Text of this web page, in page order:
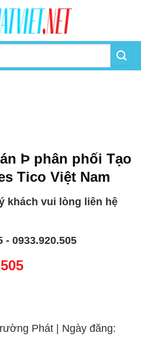
Þ phân phối Tạo
Tico Việt Nam
khách vui lòng liên hệ
- 0933.920.505
Phát | Ngày đăng: